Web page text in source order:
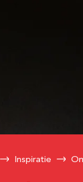
Inspiratie